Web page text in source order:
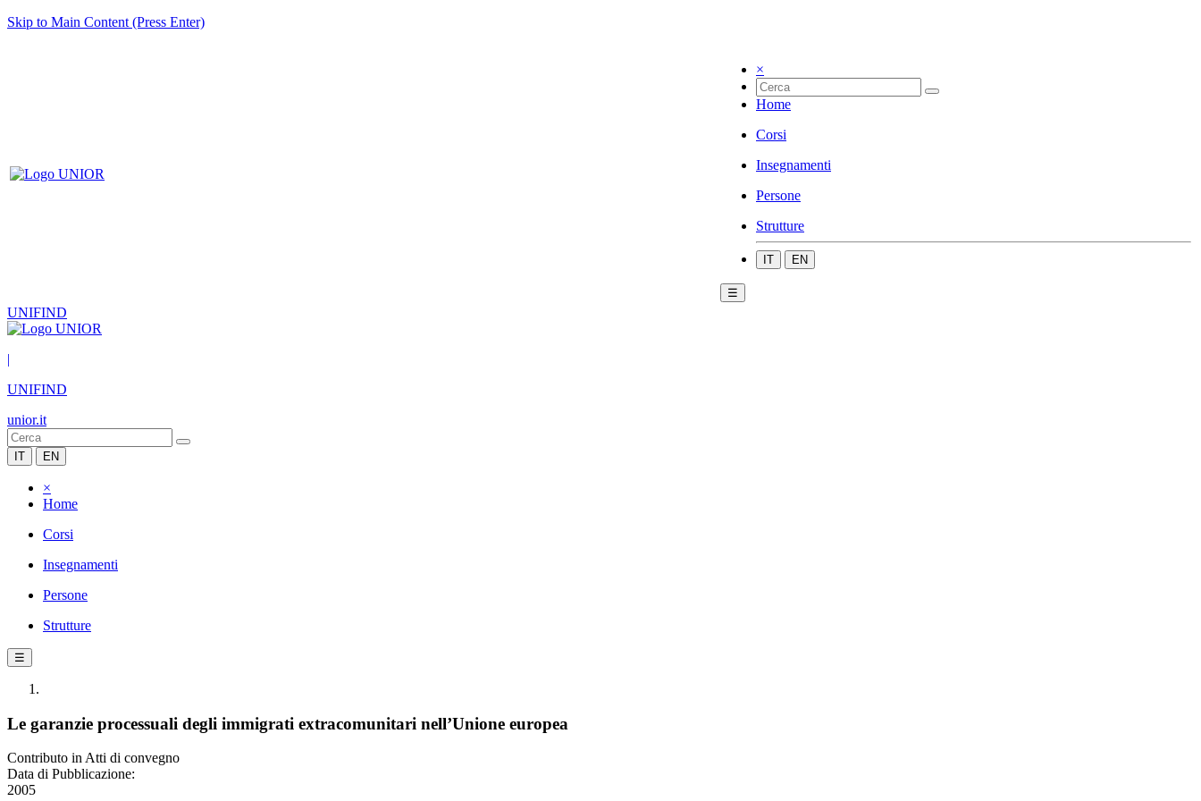
Skip to Main Content (Press Enter)
×
Home
Corsi
Insegnamenti
Persone
Strutture
IT EN
☰
UNIFIND
|
UNIFIND
unior.it
IT EN
×
Home
Corsi
Insegnamenti
Persone
Strutture
☰
Le garanzie processuali degli immigrati extracomunitari nell’Unione europea
Contributo in Atti di convegno
Data di Pubblicazione:
2005